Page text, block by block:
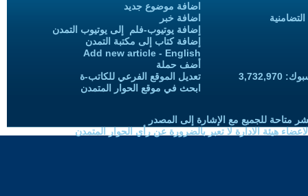
اضافة موضوع جديد
اضافة خبر
إضافة يوتيوب-فلم إلى يوتيوب التمدن
إضافة كتاب إلى مكتبة التمدن
Add new article - English
أضف حملة
تعديل الموقع الفرعي للكاتب-ة
ابحث في موقع الحوار المتمدن
متاحة للجميع مع الإشارة إلى المصدر
هيئة الادارة لا تعبر بالضرورة عن رأي الحوار المتمدن